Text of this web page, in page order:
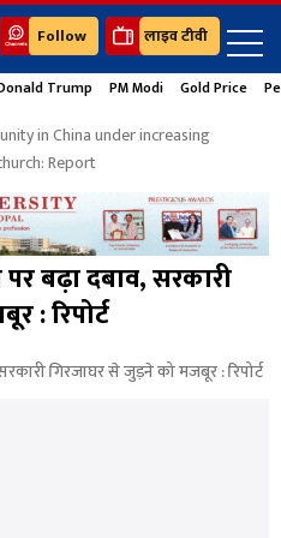
Follow लाइव टीवी
Trump PM Modi Gold Price
in China under increasing
Report
बढ़ा दबाव, सरकारी
: रिपोर्ट
गिरजाघर से जुड़ने को मजबूर : रिपोर्ट